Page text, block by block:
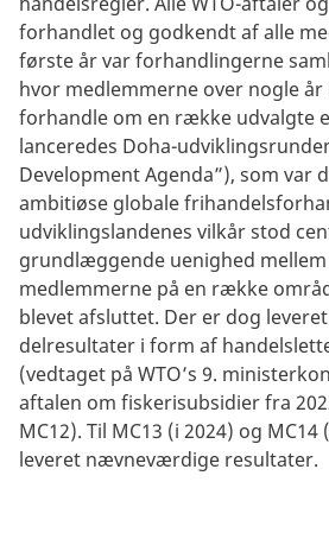
forhandlet og godkendt af alle
første år var forhandlingerne
hvor medlemmerne over nogle år
forhandle om en række udvalgte
lanceredes Doha-
Development Agenda”), som var
ambitiøse globale
udviklingslandenes vilkår stod
grundlæggende uenighed mellem
medlemmerne på en række
blevet afsluttet. Der er dog
delresultater i form af
(vedtaget på WTO’s 9.
aftalen om fiskerisubsidier fra
MC12). Til MC13 (i 2024) og
leveret nævneværdige resultater.